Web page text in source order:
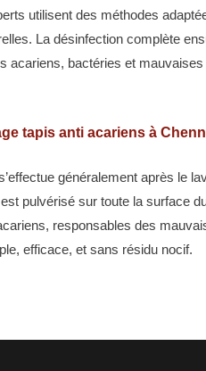
utilisent des méthodes
La désinfection complète
acariens, bactéries et mauvaises
tapis anti acariens à
généralement après le
pulvérisé sur toute la surface
responsables des
efficace, et sans résidu nocif.